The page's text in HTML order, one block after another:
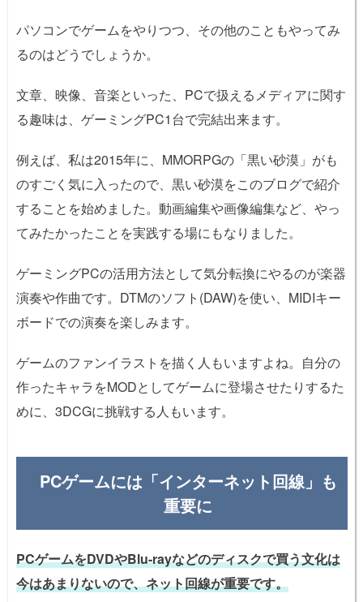
パソコンでゲームをやりつつ、その他のこともやってみ
るのはどうでしょうか。
文章、映像、音楽といった、PCで扱えるメディアに関す
る趣味は、ゲーミングPC1台で完結出来ます。
例えば、私は2015年に、MMORPGの「黒い砂漠」がも
のすごく気に入ったので、黒い砂漠をこのブログで紹介
することを始めました。動画編集や画像編集など、やっ
てみたかったことを実践する場にもなりました。
ゲーミングPCの活用方法として気分転換にやるのが楽器
演奏や作曲です。DTMのソフト(DAW)を使い、MIDIキー
ボードでの演奏を楽しみます。
ゲームのファンイラストを描く人もいますよね。自分の
作ったキャラをMODとしてゲームに登場させたりするた
めに、3DCGに挑戦する人もいます。
PCゲームには「インターネット回線」も
重要に
PCゲームをDVDやBlu-rayなどのディスクで買う文化は
今はあまりないので、ネット回線が重要です。